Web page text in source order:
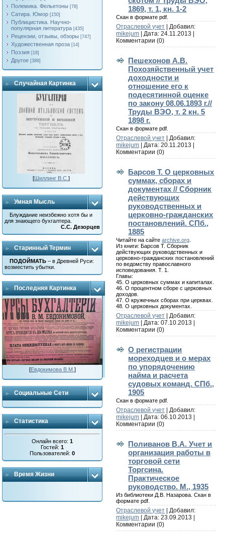
Полемика. Фельетоны [78]
Сатира. Юмор [150]
Публицистика. Научно-
популярная литература [435]
Рецензии, отзывы, обзоры [747]
Художественная проза [14]
Поэзия [18]
Другое [388]
Случайная Картинка
[Шиллинг В.С. ]
Умная Мысль
Блуждание неизбежно хотя бы и
для знающего бухгалтера.
С.С. Дезорцев
Старинный Термин
ПОДОЙМАТЬ – в Древней Руси:
возместить убытки.
Последняя Картинка
[Евдокимова В.М. ]
Социальные Сети
Статистика
Онлайн всего:1
Гостей:1
Пользователей:0
Время Жизни
1869, т. 1, кн. 1-2
Скан в формате pdf.
Отраслевой учет | Добавил:
mikejum | Дата:24.11.2013
Комментарии (0)
Пешехонов А.В.
Похозяйственный учет
доходности и
отношение его к
подесятинной оценке
по закону 08.06.1893 г.//
Труды ВЭО, т. 2 кн. 5
1898 г.
Скан в формате pdf.
Отраслевой учет | Добавил:
mikejum | Дата:20.11.2013
Комментарии (0)
Барсов Т. О церковных
суммах, сборах и
документах // Сборник
действующих
руководственных и
церковно-гражданских
постановлений. СПб.,
1885
Читайте на сайтеarchive.org
Из книги: Барсов Т. Сборник
действующих руководственных и
церковно-гражданских постановлений
по ведомству православного
исповедования. Т. 1.
Главы:
45. О церковных суммах и капиталах.
46. О процентном сборе с церковных
доходов.
47. О кружечных сборах при церквах.
48. О церковных документах.
Отраслевой учет | Добавил:
mikejum | Дата:07.10.2013
Комментарии (0)
О регистрации
мореходцев и о мерах
по упорядочению
найма и расчета
судовых команд. СПб.,
1905
Скан в формате pdf.
Отраслевой учет | Добавил:
mikejum | Дата:06.10.2013
Комментарии (0)
Поливанов В.А. Учет и
организация работы в
торговой сети
Торгсина.
Практическое
руководство. М., 1935
Из библиотеки Д.В. Назарова. Скан в
формате pdf.
Отраслевой учет | Добавил:
mikejum | Дата:23.09.2013
Комментарии (0)